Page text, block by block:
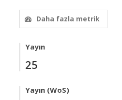
Daha fazla metrik
Yayın
25
Yayın (WoS)